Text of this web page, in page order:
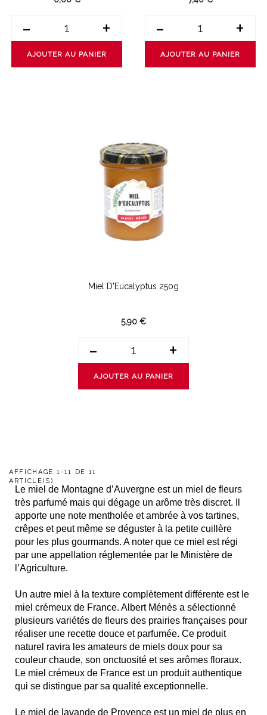
- +
AJOUTER AU PANIER
- +
AJOUTER AU PANIER
Miel D'Eucalyptus 250g
5,90 €
- +
AJOUTER AU PANIER
AFFICHAGE 1-11 DE 11
ARTICLE(S)
Le miel de Montagne d’Auvergne est un miel de fleurs
très parfumé mais qui dégage un arôme très discret. Il
apporte une note mentholée et ambrée à vos tartines,
crêpes et peut même se déguster à la petite cuillère
pour les plus gourmands. A noter que ce miel est régi
par une appellation réglementée par le Ministère de
l’Agriculture.
Un autre miel à la texture complètement différente est le
miel crémeux de France. Albert Ménès a sélectionné
plusieurs variétés de fleurs des prairies françaises pour
réaliser une recette douce et parfumée. Ce produit
naturel ravira les amateurs de miels doux pour sa
couleur chaude, son onctuosité et ses arômes floraux.
Le miel crémeux de France est un produit authentique
qui se distingue par sa qualité exceptionnelle.
Le miel de lavande de Provence est un miel de plus en